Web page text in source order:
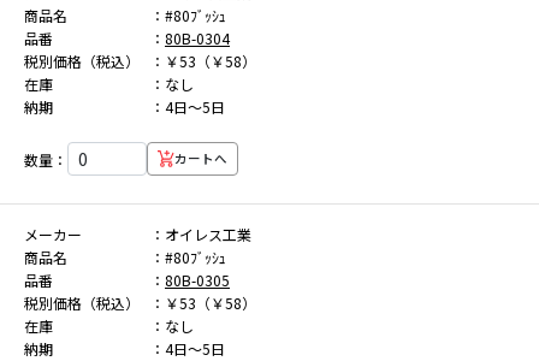
商品名
#80ﾌﾞｯｼｭ
品番
80B-0304
税別価格（税込）
￥53（￥58）
在庫
なし
納期
4日～5日
数量： カートへ
メーカー
オイレス工業
商品名
#80ﾌﾞｯｼｭ
品番
80B-0305
税別価格（税込）
￥53（￥58）
在庫
なし
納期
4日～5日